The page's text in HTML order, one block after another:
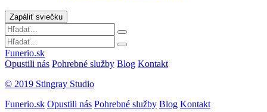
Funerio.sk
Opustili nás Pohrebné služby Blog Kontakt
© 2019 Stingray Studio
Funerio.sk Opustili nás Pohrebné služby Blog Kontakt